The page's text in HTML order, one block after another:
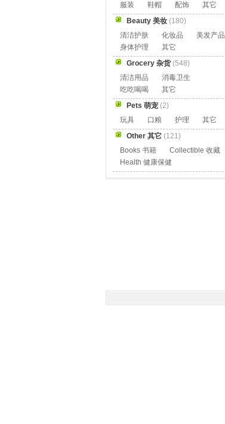
服装
鞋帽 配饰
其它
Beauty 美妆 (180)
清洁护肤
化妆品
美发产品
身体护理
其它
Grocery 杂货(548)
清洁用品
消毒卫生
吃吃喝喝
其它
Pets 萌宠 (2)
玩具
口粮 护理
其它
Other 其它 (121)
Books 书籍
Collectible 收藏
Health 健康保健